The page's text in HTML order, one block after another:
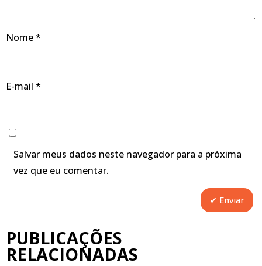
Nome*
E-mail *
Salvar meus dados neste navegador para a próxima
vez que eu comentar.
PUBLICAÇÕES
RELACIONADAS